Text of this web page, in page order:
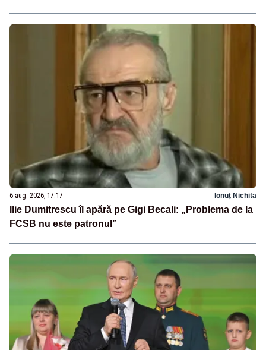
6 aug. 2026, 17:17 Ionuț Nichita
Ilie Dumitrescu îl apără pe Gigi Becali: „Problema de la
FCSB nu este patronul”